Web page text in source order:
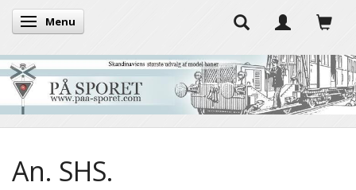
Skifte navigation
Menu
An. SHS.